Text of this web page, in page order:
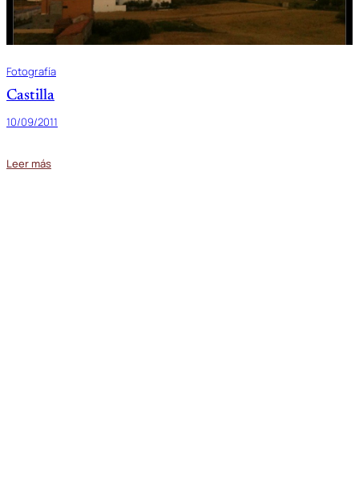
Fotografía
Castilla
10/09/2011
Leer más